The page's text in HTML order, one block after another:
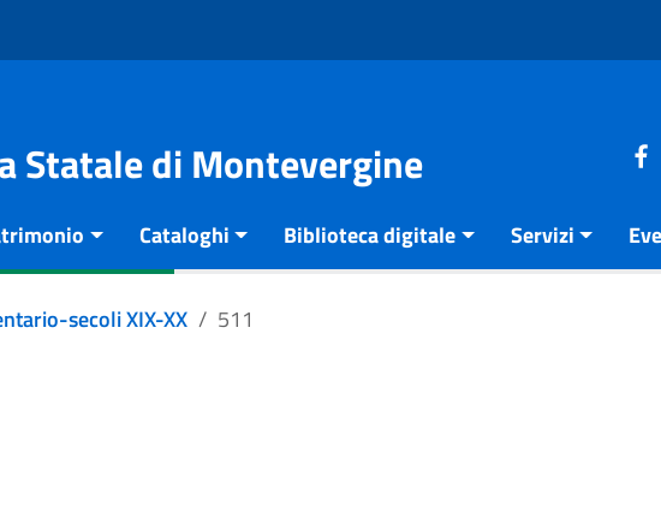
Statale di Montevergine
Cataloghi Biblioteca digitale Servizi
secoli XIX-XX 511